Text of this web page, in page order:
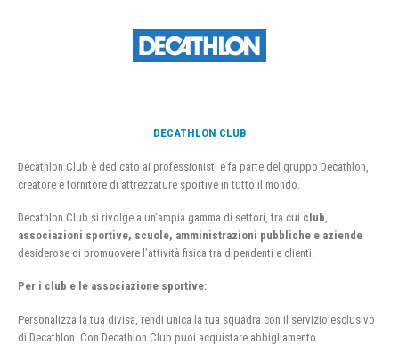
DECATHLON CLUB
Decathlon Club è dedicato ai professionisti e fa parte del gruppo Decathlon,
creatore e fornitore di attrezzature sportive in tutto il mondo.
Decathlon Club si rivolge a un’ampia gamma di settori, tra cui club
associazioni sportive, scuole, amministrazioni pubbliche e aziende
desiderose di promuovere l’attività fisica tra dipendenti e clienti.
Per i club e le associazione sportive:
Personalizza la tua divisa, rendi unica la tua squadra con il servizio esclusivo
di Decathlon. Con Decathlon Club puoi acquistare abbigliamento